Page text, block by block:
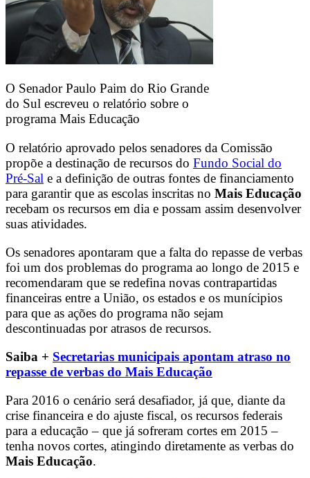
O Senador Paulo Paim do Rio Grande
do Sul escreveu o relatório sobre o
programa Mais Educação
O relatório aprovado pelos senadores da Comissão
propõe a destinação de recursos do Fundo Social do
Pré-Sal e a definição de outras fontes de financiamento
para garantir que as escolas inscritas no Mais Educação
recebam os recursos em dia e possam assim desenvolver
suas atividades.
Os senadores apontaram que a falta do repasse de verbas
foi um dos problemas do programa ao longo de 2015 e
recomendaram que se redefina novas contrapartidas
financeiras entre a União, os estados e os munícipios
para que as ações do programa não sejam
descontinuadas por atrasos de recursos.
Saiba + Secretarias municipais apontam atraso no
repasse de verbas do Mais Educação
Para 2016 o cenário será desafiador, já que, diante da
crise financeira e do ajuste fiscal, os recursos federais
para a educação – que já sofreram cortes em 2015 –
tenha novos cortes, atingindo diretamente as verbas do
Mais Educação.